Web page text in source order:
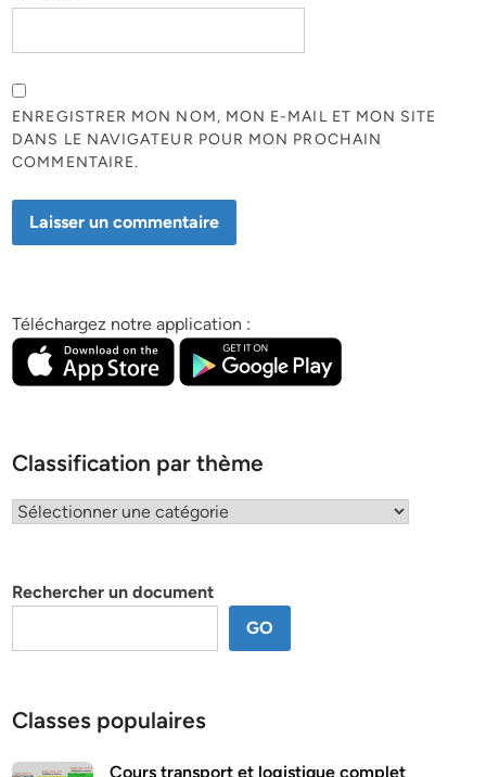
ENREGISTRER MON NOM, MON E-MAIL ET MON SITE
DANS LE NAVIGATEUR POUR MON PROCHAIN
COMMENTAIRE.
Téléchargez notre application :
Classification par thème
Classification
Rechercher un document
GO
Classes populaires
Cours transport et logistique complet